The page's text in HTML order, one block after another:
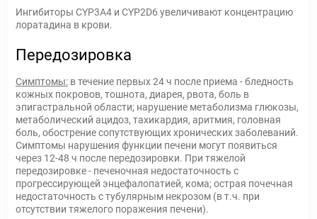
Ингибиторы CYP3A4 и CYP2D6 увеличивают концентрацию
лоратадина в крови.
Передозировка
Симптомы: в течение первых 24 ч после приема - бледность
кожных покровов, тошнота, диарея, рвота, боль в
эпигастральной области; нарушение метаболизма глюкозы,
метаболический ацидоз, тахикардия, аритмия, головная
боль, обострение сопутствующих хронических заболеваний.
Симптомы нарушения функции печени могут появиться
через 12-48 ч после передозировки. При тяжелой
передозировке - печеночная недостаточность с
прогрессирующей энцефалопатией, кома; острая почечная
недостаточность с тубулярным некрозом (в т.ч. при
отсутствии тяжелого поражения печени).